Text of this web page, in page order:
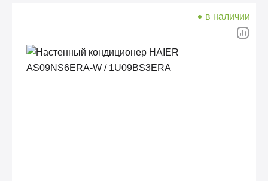
в наличии